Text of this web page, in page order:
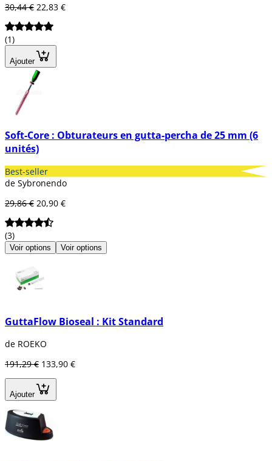
30,44 € 22,83 €
(1)
Ajouter
Soft-Core : Obturateurs en gutta-percha de 25 mm (6
unités)
Best-seller
de Sybronendo
29,86 € 20,90 €
(3)
Voir options Voir options
GuttaFlow Bioseal : Kit Standard
de ROEKO
191,29 € 133,90 €
Ajouter